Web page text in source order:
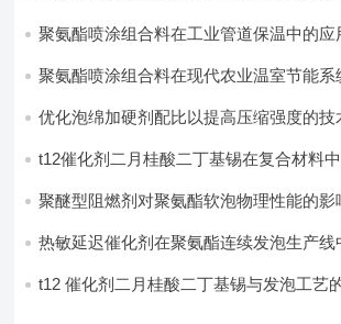
聚氨酯喷涂组合料在工业管道保温中的应
聚氨酯喷涂组合料在现代农业温室节能
优化泡绵加硬剂配比以提高压缩强度的技
t12催化剂二月桂酸二丁基锡在复合材料
聚醚型阻燃剂对聚氨酯软泡物理性能的影
热敏延迟催化剂在聚氨酯连续发泡生产线
t12 催化剂二月桂酸二丁基锡与发泡工艺